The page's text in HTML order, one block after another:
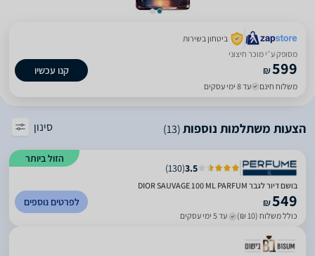
ביטחון בשירות
מסופק ע״י מוכר חיצוני
₪599
משלוח חינם עד 8 ימי עסקים
קנו עכשיו
הצעות משתלמות נוספות(13) סינון
הזול ביותר
3.5
(
130
)
בושם דיור לגבר DIOR SAUVAGE 100 ML PARFUM
₪549
כולל משלוח (10 ₪) עד 5 ימי עסקים
לפרטים נוספים